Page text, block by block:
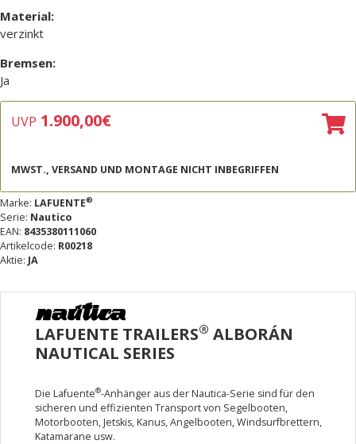
Material:
verzinkt
Bremsen:
Ja
UVP 1.900,00€
MWST., VERSAND UND MONTAGE NICHT INBEGRIFFEN
Marke: LAFUENTE®
Serie: Nautico
EAN: 8435380111060
Artikelcode: R00218
Aktie: JA
LAFUENTE TRAILERS® ALBORÁN
NAUTICAL SERIES
Die Lafuente®-Anhänger aus der Nautica-Serie sind für den
sicheren und effizienten Transport von Segelbooten,
Motorbooten, Jetskis, Kanus, Angelbooten, Windsurfbrettern,
Katamarane usw.